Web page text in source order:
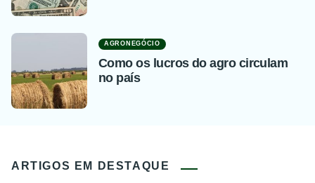
AGRONEGÓCIO
Como os lucros do agro circulam
no país
ARTIGOS EM DESTAQUE